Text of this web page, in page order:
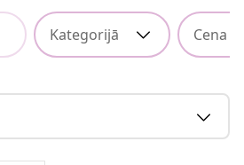
Kategorijā Cena